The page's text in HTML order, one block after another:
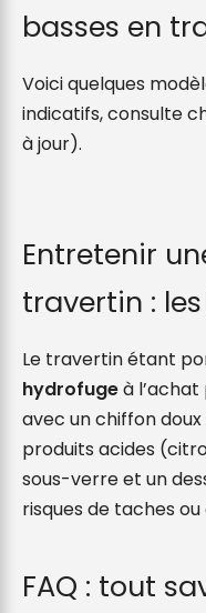
basses en
Voici quelques
indicatifs, consulte
à jour).
Entretenir
travertin :
Le travertin étant
hydrofugeà
avec un chiffon
produits acides
sous-verre et un
risques de taches
FAQ : tout